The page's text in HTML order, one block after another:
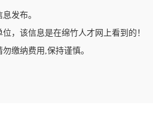
发布。
，该信息是在绵竹人才网上看到的！
缴纳费用,保持谨慎。